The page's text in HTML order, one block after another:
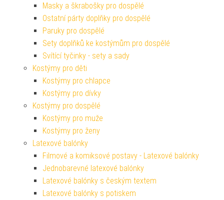
Masky a škrabošky pro dospělé
Ostatní párty doplňky pro dospělé
Paruky pro dospělé
Sety doplňků ke kostýmům pro dospělé
Svítící tyčinky - sety a sady
Kostýmy pro děti
Kostýmy pro chlapce
Kostýmy pro dívky
Kostýmy pro dospělé
Kostýmy pro muže
Kostýmy pro ženy
Latexové balónky
Filmové a komiksové postavy - Latexové balónky
Jednobarevné latexové balónky
Latexové balónky s českým textem
Latexové balónky s potiskem